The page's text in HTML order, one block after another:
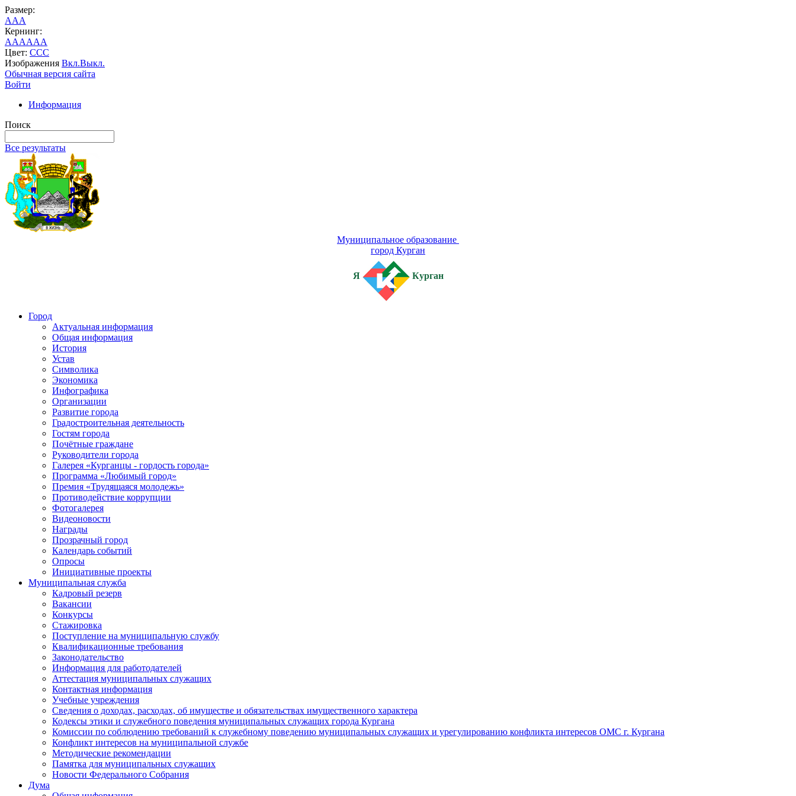
Размер:
AAA
Кернинг:
AAAAAA
Цвет: CCC
Изображения Вкл.Выкл.
Обычная версия сайта
Войти
Информация
Поиск
Все результаты
Муниципальное образование
город Курган
Я Курган
Город
Актуальная информация
Общая информация
История
Устав
Символика
Экономика
Инфографика
Организации
Развитие города
Градостроительная деятельность
Гостям города
Почётные граждане
Руководители города
Галерея «Курганцы - гордость города»
Программа «Любимый город»
Премия «Трудящаяся молодежь»
Противодействие коррупции
Фотогалерея
Видеоновости
Награды
Прозрачный город
Календарь событий
Опросы
Инициативные проекты
Муниципальная служба
Кадровый резерв
Вакансии
Конкурсы
Стажировка
Поступление на муниципальную службу
Квалификационные требования
Законодательство
Информация для работодателей
Аттестация муниципальных служащих
Контактная информация
Учебные учреждения
Сведения о доходах, расходах, об имуществе и обязательствах имущественного характера
Кодексы этики и служебного поведения муниципальных служащих города Кургана
Комиссии по соблюдению требований к служебному поведению муниципальных служащих и урегулированию конфликта интересов ОМС г. Кургана
Конфликт интересов на муниципальной службе
Методические рекомендации
Памятка для муниципальных служащих
Новости Федерального Cобрания
Дума